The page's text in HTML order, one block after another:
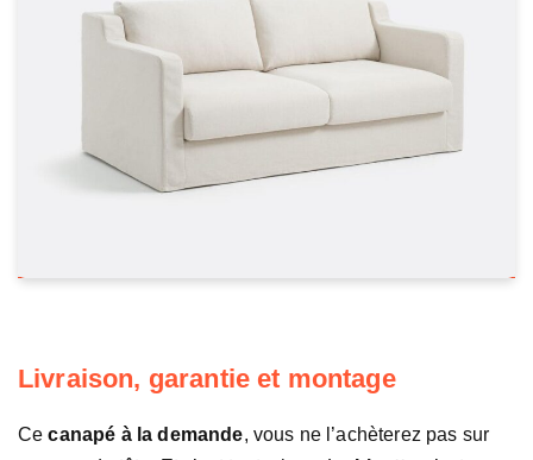
Livraison, garantie et montage
Cecanapé à la demande, vous ne l’achèterez pas sur